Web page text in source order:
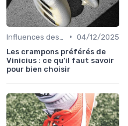
• 04/12/2025
Les crampons préférés de
Vinicius : ce qu’il faut savoir
pour bien choisir